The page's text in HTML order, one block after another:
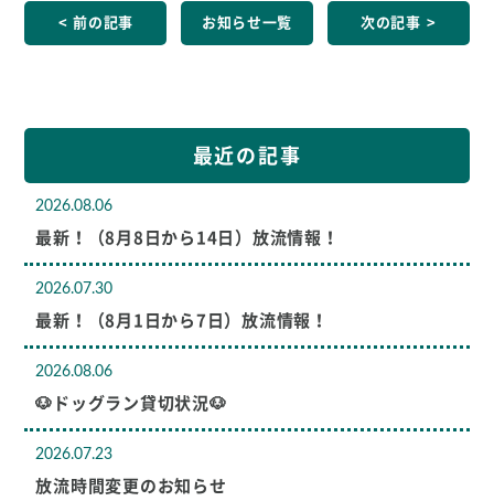
前の記事 お知らせ一覧 次の記事
最近の記事
2026.08.06
最新！（8月8日から14日）放流情報！
2026.07.30
最新！（8月1日から7日）放流情報！
2026.08.06
🐶ドッグラン貸切状況🐶
2026.07.23
放流時間変更のお知らせ